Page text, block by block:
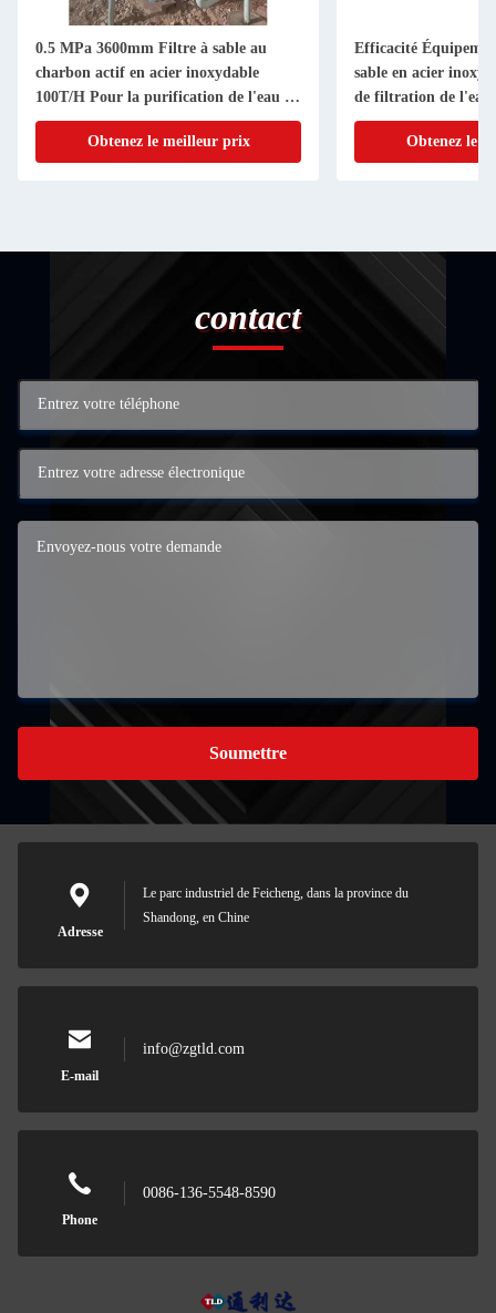
0.5 MPa 3600mm Filtre à sable au
charbon actif en acier inoxydable
100T/H Pour la purification de l'eau et
le processus industriel
Obtenez le meilleur prix
Efficacité
sable en acier
de filtration de l'eau
m3/h
Obtenez le
contact
Soumettre
Adresse
Le parc industriel de Feicheng, dans la province du
Shandong, en Chine
E-mail
info@zgtld.com
Phone
0086-136-5548-8590